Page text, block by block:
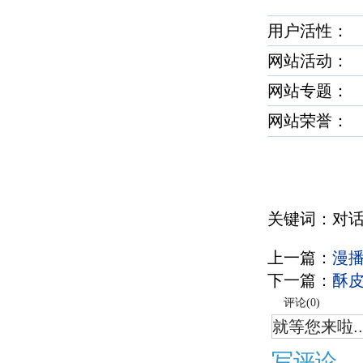
用户活性：
网站活动：
网站专题：
网站荣誉
关键词：对
上一篇： 漫
下一篇： 酥
评论(0)
就等您来啦